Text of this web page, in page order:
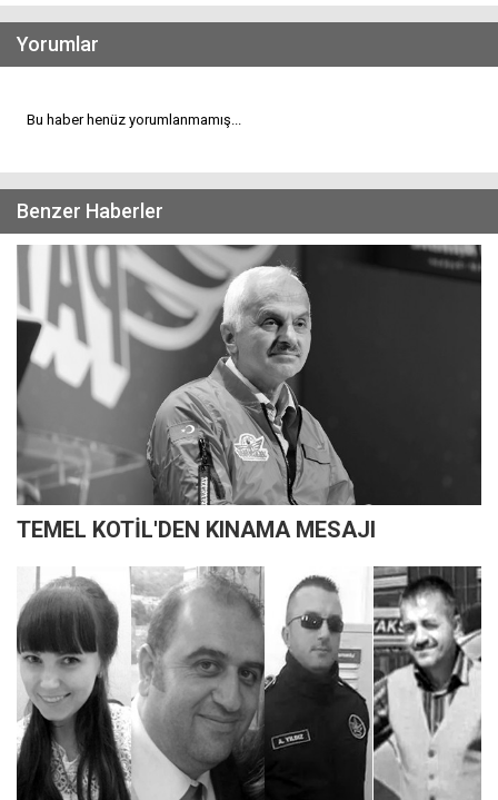
Yorumlar
Bu haber henüz yorumlanmamış...
Benzer Haberler
TEMEL KOTİL'DEN KINAMA MESAJI